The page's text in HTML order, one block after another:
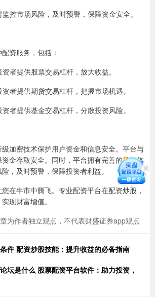
控市场风险，及时预警，保障资金安全。
资服务，包括：
者提供股票交易杠杆，放大收益。
者提供期货交易杠杆，把握市场机遇。
者提供基金交易杠杆，分散投资风险。
加密技术保护用户资金和信息安全。平台与
金存取安全。同时，平台拥有完善的风控体
，及时预警，保障投资者利益。
在牛市中腾飞。专业配资平台在配资炒股，
现财富增值。
为作者独立观点，不代表财盛证券app观点
件 配资炒股技能：提升收益的必备指南
坛是什么 股票配资平台软件：助力投资，